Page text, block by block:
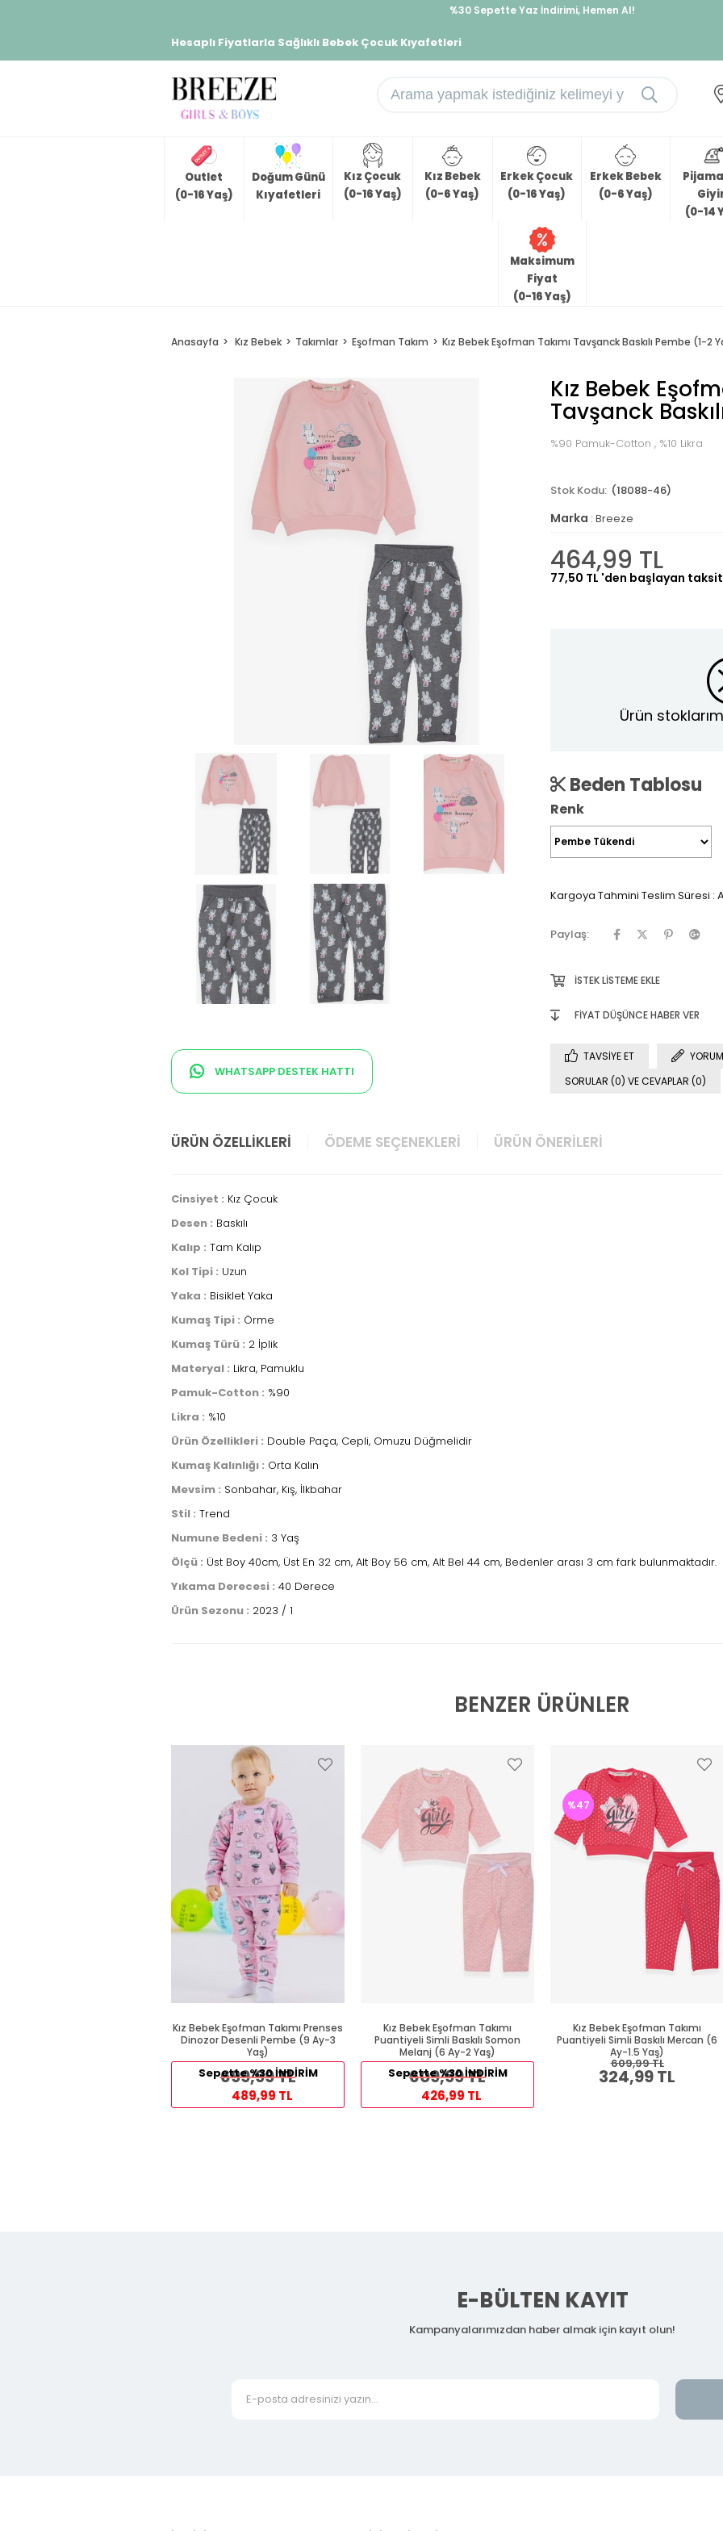
%30 Sepette Yaz İndirimi, Hemen Al!
Hesaplı Fiyatlarla Sağlıklı Bebek Çocuk Kıyafetleri
Outlet
(0-16 Yaş)
Doğum Günü
Kıyafetleri
Kız Çocuk
(0-16 Yaş)
Kız Bebek
(0-6 Yaş)
Erkek Çocuk
(0-16 Yaş)
Erkek Bebek
(0-6 Yaş)
(0-14
Maksimum
Fiyat
(0-16 Yaş)
Anasayfa Kız Bebek Takımlar Eşofman Takım Kız Bebek Eşofman Takımı Tavşanck Baskılı Pembe (1-2
WHATSAPP DESTEK HATTI
Kız Bebek
Tavşanck
%90 Pamuk-Cotton , %10 Likra
(18088-46)
Marka : Breeze
464,99 TL
77,50 TL 'den başlayan
Ürün
Beden Tablosu
Renk
Kargoya Tahmini Teslim Süresi :
Paylaş:
İSTEK LISTEME EKLE
FIYAT DÜŞÜNCE HABER VER
TAVSIYE ET
SORULAR (0) VE CEVAPLAR (0)
ÜRÜN ÖZELLIKLERI ÖDEME SEÇENEKLERI ÜRÜN ÖNERILERI
Cinsiyet : Kız Çocuk
Desen : Baskılı
Kalıp : Tam Kalıp
Kol Tipi : Uzun
Yaka : Bisiklet Yaka
Kumaş Tipi : Örme
Kumaş Türü : 2 İplik
Materyal : Likra, Pamuklu
Pamuk-Cotton : %90
Likra : %10
Ürün Özellikleri : Double Paça, Cepli, Omuzu Düğmelidir
Kumaş Kalınlığı : Orta Kalın
Mevsim : Sonbahar, Kış, İlkbahar
Stil : Trend
Numune Bedeni : 3 Yaş
Ölçü : Üst Boy 40cm, Üst En 32 cm, Alt Boy 56 cm, Alt Bel 44 cm, Bedenler arası 3 cm fark bulunmaktadır.
Yıkama Derecesi : 40 Derece
Ürün Sezonu : 2023 / 1
BENZER ÜRÜNLER
Kız Bebek Eşofman Takımı Prenses
Dinozor Desenli Pembe (9 Ay-3
Yaş)
699,99 TL
Sepette %30 İNDİRİM
489,99 TL
Kız Bebek Eşofman Takımı
Puantiyeli Simli Baskılı Somon
Melanj (6 Ay-2 Yaş)
609,99 TL
Sepette %30 İNDİRİM
426,99 TL
Kız Bebek Eşofman Takımı
Puantiyeli Simli Baskılı Mercan (6
Ay-1.5 Yaş)
324,99 TL
609,99 TL
%47
E-BÜLTEN KAYIT
Kampanyalarımızdan haber almak için kayıt olun!